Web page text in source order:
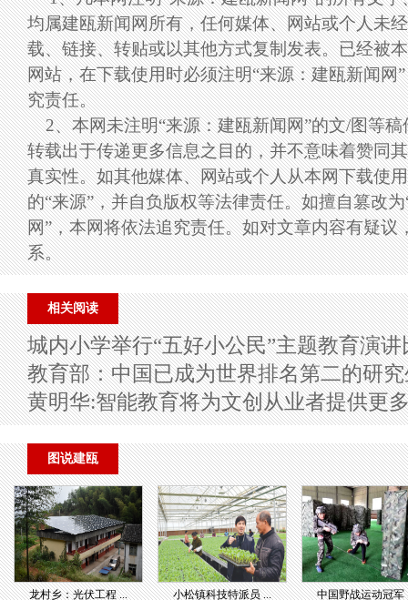
均属建瓯新闻网所有，任何媒体、网站或个人未
载、链接、转贴或以其他方式复制发表。已经被
网站，在下载使用时必须注明“来源：建瓯新闻网
究责任。
2、本网未注明“来源：建瓯新闻网”的文/图等稿
转载出于传递更多信息之目的，并不意味着赞同
真实性。如其他媒体、网站或个人从本网下载使
的“来源”，并自负版权等法律责任。如擅自篡改
网”，本网将依法追究责任。如对文章内容有疑议
系。
相关阅读
城内小学举行“五好小公民”主题教育演讲
教育部：中国已成为世界排名第二的研
黄明华:智能教育将为文创从业者提供更
图说建瓯
龙村乡：光伏工程 ... 小松镇科技特派员 ... 中国野战运动冠军